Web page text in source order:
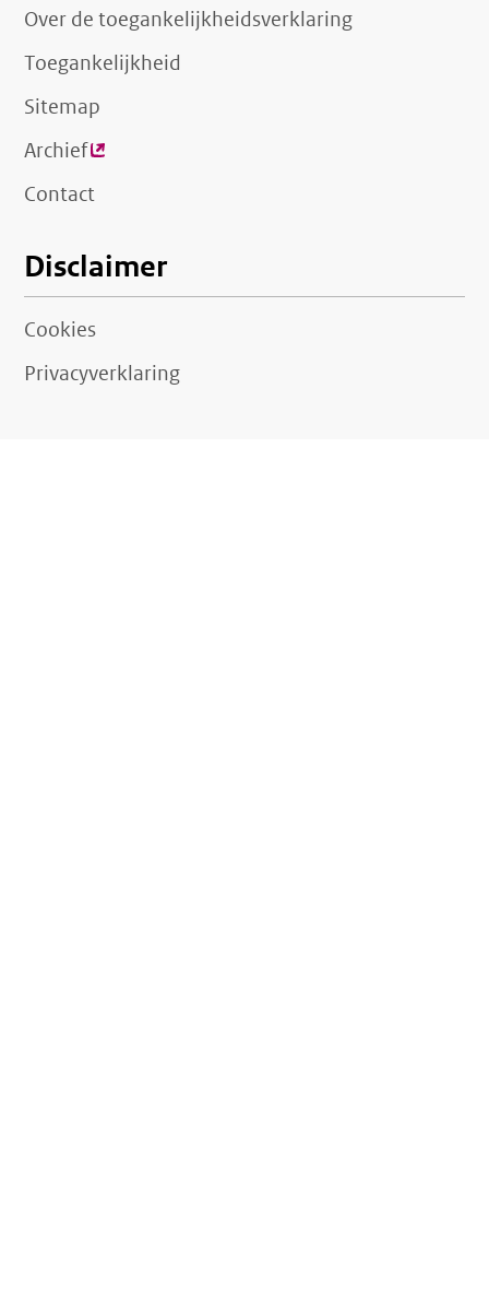
Over de toegankelijkheidsverklaring
Toegankelijkheid
Sitemap
Archief(externe
link)
Contact
Disclaimer
Cookies
Privacyverklaring